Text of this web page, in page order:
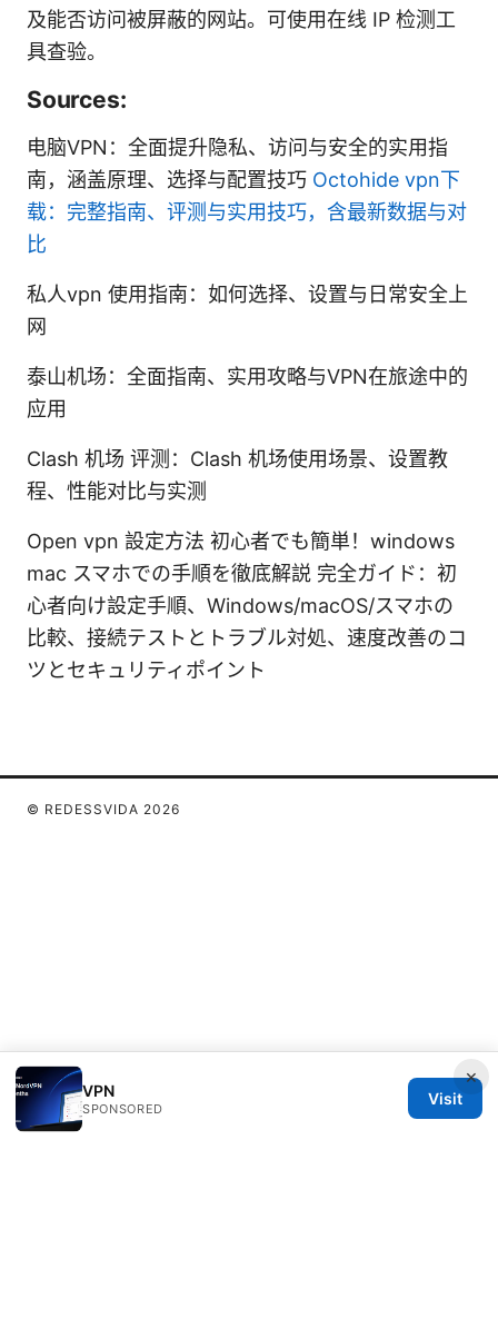
及能否访问被屏蔽的网站。可使用在线 IP 检测工
具查验。
Sources:
电脑VPN：全面提升隐私、访问与安全的实用指
南，涵盖原理、选择与配置技巧 Octohide vpn下
载：完整指南、评测与实用技巧，含最新数据与对
比
私人vpn 使用指南：如何选择、设置与日常安全上
网
泰山机场：全面指南、实用攻略与VPN在旅途中的
应用
Clash 机场 评测：Clash 机场使用场景、设置教
程、性能对比与实测
Open vpn 設定方法 初心者でも簡単！windows
mac スマホでの手順を徹底解説 完全ガイド：初
心者向け設定手順、Windows/macOS/スマホの
比較、接続テストとトラブル対処、速度改善のコ
ツとセキュリティポイント
×
VPN
SPONSORED
Visit
© REDESSVIDA 2026